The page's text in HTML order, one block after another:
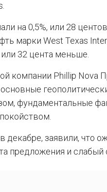
на 0,5%, или 28
марки West Texas
или 32 цента меньше.
компании Phillip Nova
фундаментальные
декабре, заявили, что
предложения и слабый